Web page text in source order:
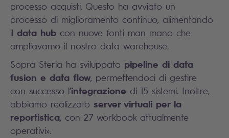
processo acquisti. Questo ha avviato un
processo di miglioramento continuo, alimentando
il data hub con nuove fonti man mano che
ampliavamo il nostro data warehouse.
Sopra Steria ha sviluppato pipeline di data
fusion e data flow, permettendoci di gestire
con successo l’integrazione di 15 sistemi. Inoltre,
abbiamo realizzato server virtuali per la
reportistica, con 27 workbook attualmente
operativi».